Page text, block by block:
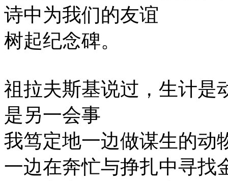
诗中为我们的友谊
树起纪念碑。
祖拉夫斯基说过，生计是
是另一会事
我笃定地一边做谋生的动
一边在奔忙与挣扎中寻找